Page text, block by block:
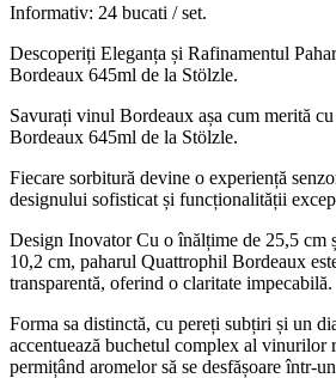
Informativ: 24 bucati / set.
Descoperiți Eleganța și Rafinamentul
Bordeaux 645ml de la Stölzle.
Savurați vinul Bordeaux așa cum merită
Bordeaux 645ml de la Stölzle.
Fiecare sorbitură devine o experiență
designului sofisticat și funcționalității
Design Inovator Cu o înălțime de 25,5 cm
10,2 cm, paharul Quattrophil Bordeaux
transparentă, oferind o claritate impecabilă.
Forma sa distinctă, cu pereți subțiri și un
accentuează buchetul complex al vinurilor
permițând aromelor să se desfășoare într-